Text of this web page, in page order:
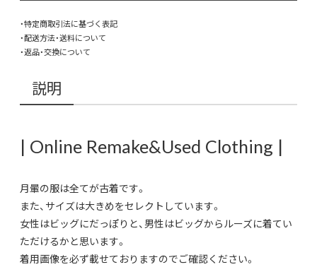
・特定商取引法に基づく表記
・配送方法・送料について
・返品・交換について
説明
| Online Remake&Used Clothing |
月暈の服は全てが古着です。
また、サイズは大きめをセレクトしています。
女性はビッグにだっぽりと、男性はビッグからルーズに着てい
ただけるかと思います。
着用画像を必ず載せておりますのでご確認ください。